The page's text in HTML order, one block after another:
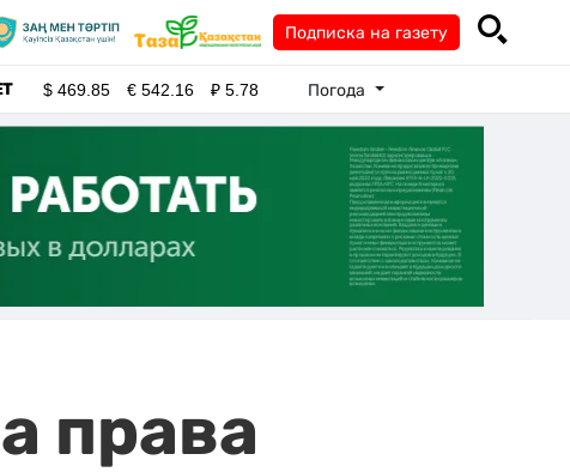
Подписка на газету
$469.85 €542.16 ₽5.78 Погода
права